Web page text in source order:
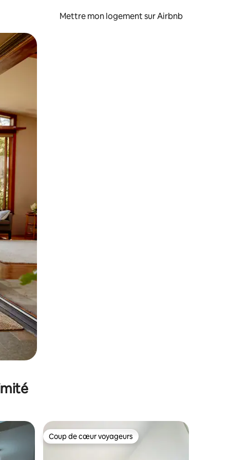
Mettre mon logement sur Airbnb
glisser.
Coup de cœur voyageurs
Coup de cœur voyageurs